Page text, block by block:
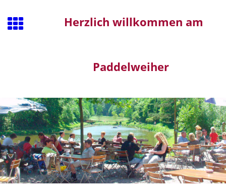
Herzlich willkommen am
Paddelweiher